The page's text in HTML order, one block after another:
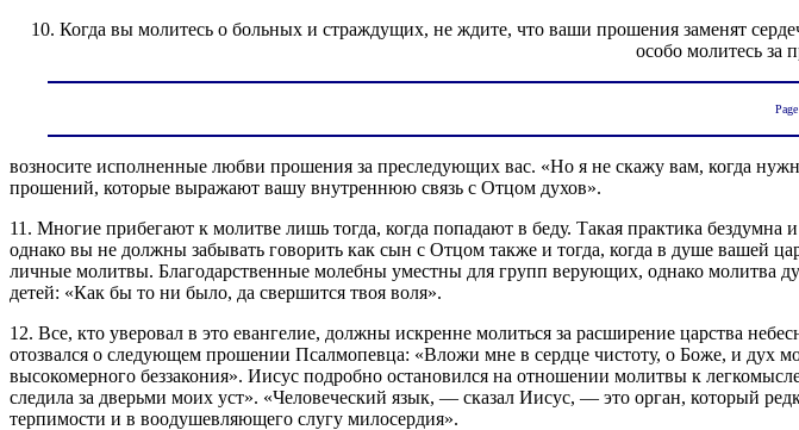
10. Когда вы молитесь о больных и страждущих, не ждите, что ваши прошения заменят
особо молитесь за
возносите исполненные любви прошения за преследующих вас. «Но я не скажу вам, когда
прошений, которые выражают вашу внутреннюю связь с Отцом духов».
11. Многие прибегают к молитве лишь тогда, когда попадают в беду. Такая практика
однако вы не должны забывать говорить как сын с Отцом также и тогда, когда в душе вашей
личные молитвы. Благодарственные молебны уместны для групп верующих, однако молитва
детей: «Как бы то ни было, да свершится твоя воля».
12. Все, кто уверовал в это евангелие, должны искренне молиться за расширение царства
отозвался о следующем прошении Псалмопевца: «Вложи мне в сердце чистоту, о Боже, и дух
высокомерного беззакония». Иисус подробно остановился на отношении молитвы к
следила за дверьми моих уст». «Человеческий язык, — сказал Иисус, — это орган, который
терпимости и в воодушевляющего слугу милосердия».